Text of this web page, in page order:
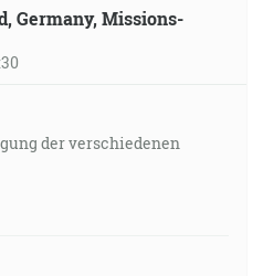
Germany, Missions-
der verschiedenen